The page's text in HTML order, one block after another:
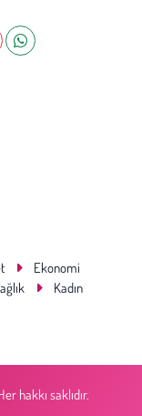
Ekonomi
Kadın
hakkı saklıdır.